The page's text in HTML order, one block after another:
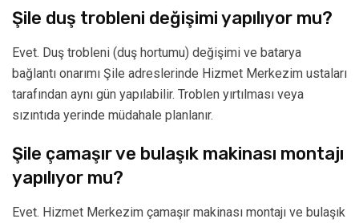
Şile duş trobleni değişimi yapılıyor mu?
Evet. Duş trobleni (duş hortumu) değişimi ve batarya
bağlantı onarımı Şile adreslerinde Hizmet Merkezim ustaları
tarafından aynı gün yapılabilir. Troblen yırtılması veya
sızıntıda yerinde müdahale planlanır.
Şile çamaşır ve bulaşık makinası montajı
yapılıyor mu?
Evet. Hizmet Merkezim çamaşır makinası montajı ve bulaşık